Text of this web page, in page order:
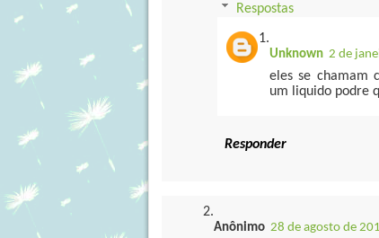
Respostas
Unknown 2 de
eles se chamam
um liquido podre
Responder
Anônimo 28 de agosto de